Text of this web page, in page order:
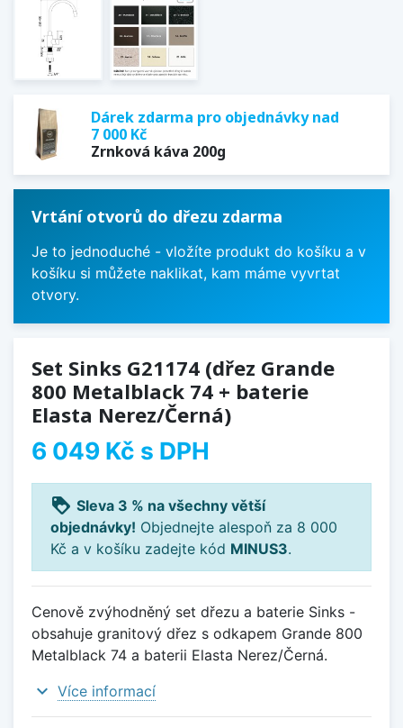
Dárek zdarma pro objednávky nad
7 000 Kč
Zrnková káva 200g
Vrtání otvorů do dřezu zdarma
Je to jednoduché - vložíte produkt do košíku a v
košíku si můžete naklikat, kam máme vyvrtat
otvory.
Set Sinks G21174 (dřez Grande
800 Metalblack 74 + baterie
Elasta Nerez/Černá)
6 049 Kč s DPH
loyalty Sleva 3 % na všechny větší
objednávky! Objednejte alespoň za 8 000
Kč a v košíku zadejte kód MINUS3.
Cenově zvýhodněný set dřezu a baterie Sinks -
obsahuje granitový dřez s odkapem Grande 800
Metalblack 74 a baterii Elasta Nerez/Černá.
expand_more Více informací